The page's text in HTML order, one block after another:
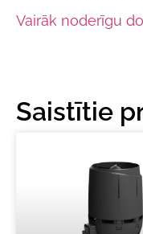
Vairāk noderīgu
Saistītie